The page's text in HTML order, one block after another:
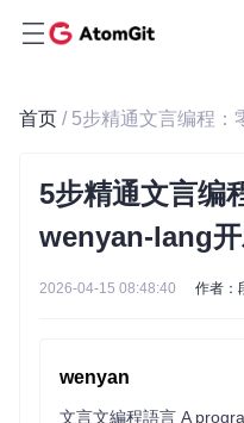
首页
5步精通文言编
wenyan-lang
2026-04-15 08:48:40 作者：
wenyan